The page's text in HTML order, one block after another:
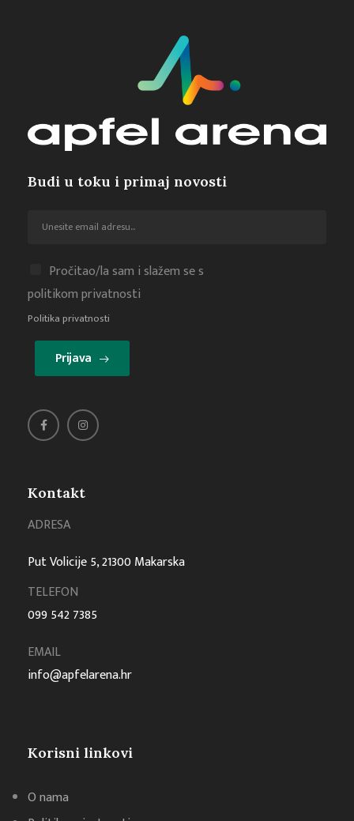
Kontakt
ADRESA
Put Volicije 5, 21300 Makarska
TELEFON
099 542 7385
EMAIL
info@apfelarena.hr
Korisni linkovi
O nama
Budi u toku i primaj novosti
Pročitao/la sam i slažem se s
politikom privatnosti
Politika privatnosti
Prijava